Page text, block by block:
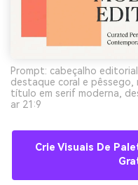
Prompt: cabeçalho
destaque coral e pêssego,
título em serif moderna,
ar 21:9
Crie Visuais De